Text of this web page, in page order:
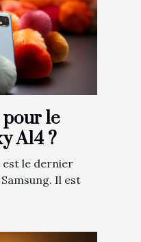
le
A14 ?
est le dernier
Il est